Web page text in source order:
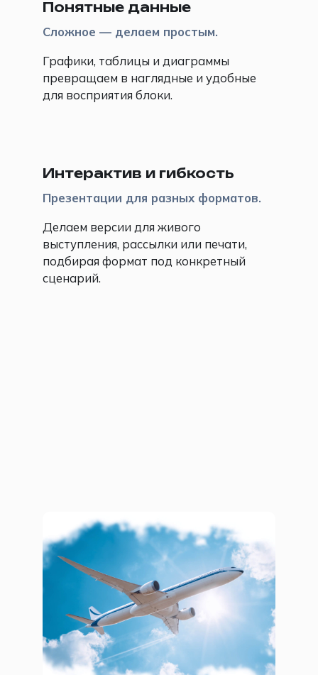
Понятные данные
Сложное — делаем простым.
Графики, таблицы и диаграммы
превращаем в наглядные и удобные
для восприятия блоки.
Интерактив и гибкость
Презентации для разных форматов.
Делаем версии для живого
выступления, рассылки или печати,
подбирая формат под конкретный
сценарий.
Просто и доходчиво о картах АТЭС
для партнёров
Брендинг Презентации